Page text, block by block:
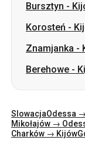
Bursztyn -
Korosteń -
Znamjanka -
Berehowe -
SlowacjaOdessa
Mikołajów →
Charków → Kijów